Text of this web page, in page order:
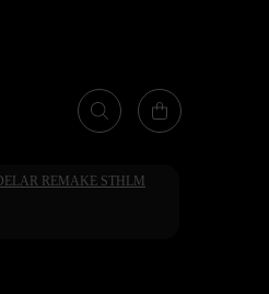
REMAKE STHLM